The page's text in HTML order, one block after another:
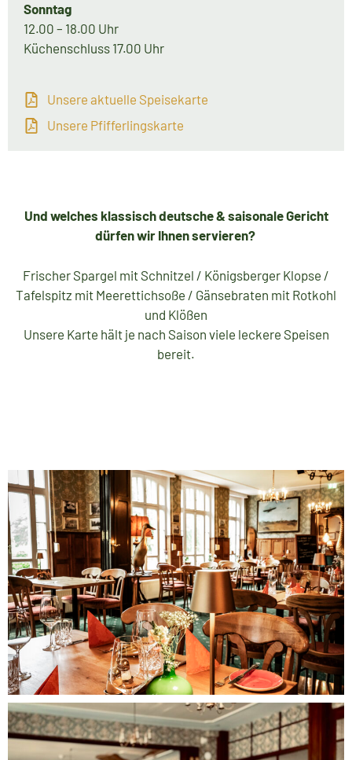
Sonntag
12.00 – 18.00 Uhr
Küchenschluss 17.00 Uhr
Unsere aktuelle Speisekarte
Unsere Pfifferlingskarte
Und welches klassisch deutsche & saisonale Gericht
dürfen wir Ihnen servieren?
Frischer Spargel mit Schnitzel / Königsberger Klopse /
Tafelspitz mit Meerettichsoße / Gänsebraten mit Rotkohl
und Klößen
Unsere Karte hält je nach Saison viele leckere Speisen
bereit.